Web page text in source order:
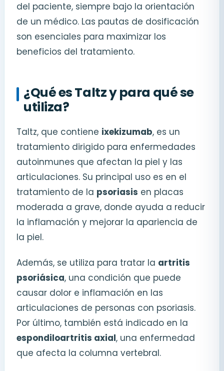
del paciente, siempre bajo la orientación
de un médico. Las pautas de dosificación
son esenciales para maximizar los
beneficios del tratamiento.
¿Qué es Taltz y para qué se
utiliza?
Taltz, que contiene ixekizumab, es un
tratamiento dirigido para enfermedades
autoinmunes que afectan la piel y las
articulaciones. Su principal uso es en el
tratamiento de la psoriasis en placas
moderada a grave, donde ayuda a reducir
la inflamación y mejorar la apariencia de
la piel.
Además, se utiliza para tratar la artritis
psoriásica, una condición que puede
causar dolor e inflamación en las
articulaciones de personas con psoriasis.
Por último, también está indicado en la
espondiloartritis axial, una enfermedad
que afecta la columna vertebral.